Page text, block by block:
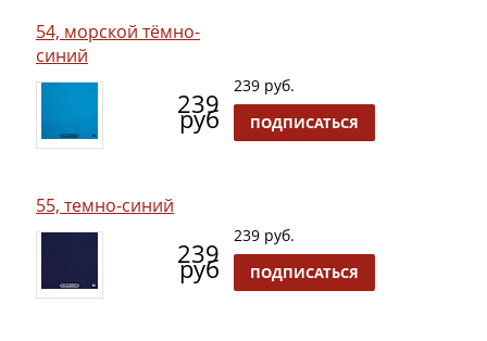
54, морской тёмно-
синий
239
руб
239 руб.
ПОДПИСАТЬСЯ
55, темно-синий
239
руб
239 руб.
ПОДПИСАТЬСЯ